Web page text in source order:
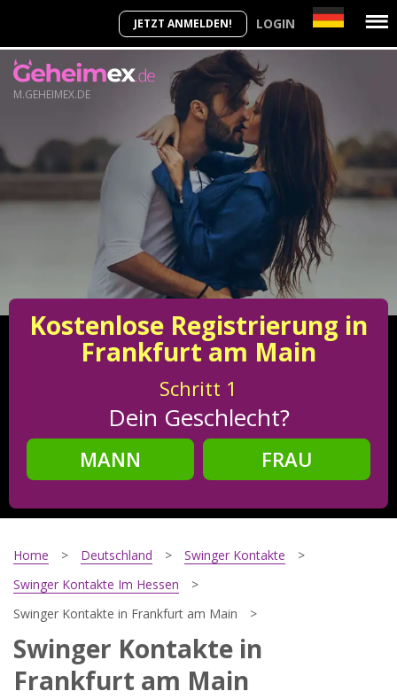
JETZT ANMELDEN! LOGIN
M.GEHEIMEX.DE
Kostenlose Registrierung in
Frankfurt am Main
Schritt 1
Dein Geschlecht?
MANN
FRAU
Schritt2
Schritt
Deine E-Mail?
Home Deutschland
Swinger Kontakte
Swinger Kontakte Im Hessen
Swinger Kontakte in Frankfurt am Main
Swinger Kontakte in
Frankfurt am Main